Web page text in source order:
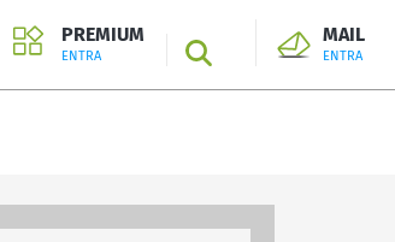
PREMIUM
ENTRA SEARCH
MAIL
ENTRA